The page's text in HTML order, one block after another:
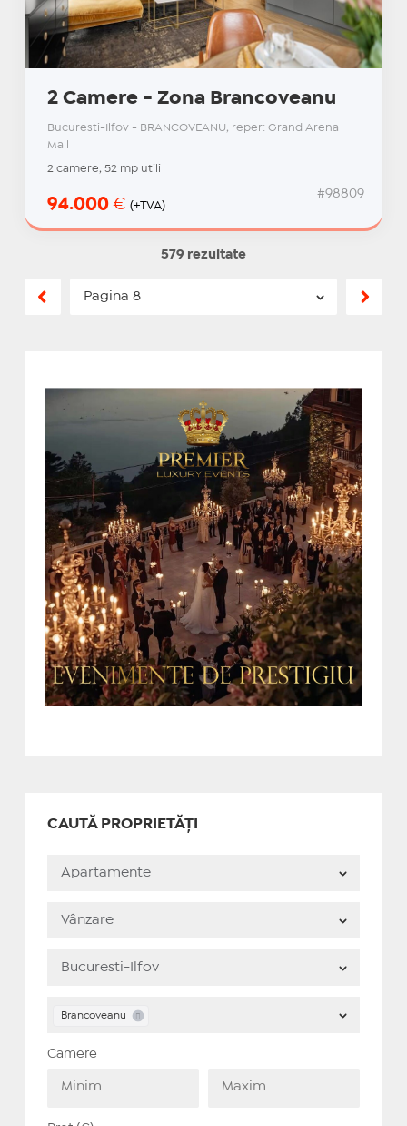
2 Camere - Zona Brancoveanu
Bucuresti-Ilfov - BRANCOVEANU, reper: Grand Arena
Mall
2 camere, 52 mp utili
94.000 € (+TVA)
#98809
579 rezultate
CAUTĂ PROPRIETĂȚI
Brancoveanu
Camere